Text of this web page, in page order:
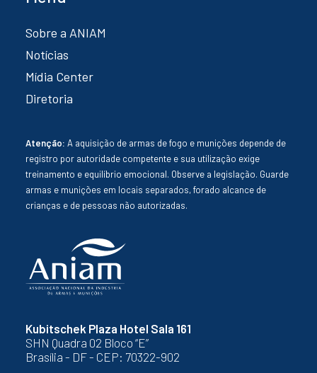
Kubitschek Plaza Hotel Sala 161
SHN Quadra 02 Bloco “E”
Brasília - DF - CEP: 70322-902
Sobre a ANIAM
Notícias
Mídia Center
Diretoria
Atenção: A aquisição de armas de fogo e munições depende de
registro por autoridade competente e sua utilização exige
treinamento e equilíbrio emocional. Observe a legislação. Guarde
armas e munições em locais separados, forado alcance de
crianças e de pessoas não autorizadas.